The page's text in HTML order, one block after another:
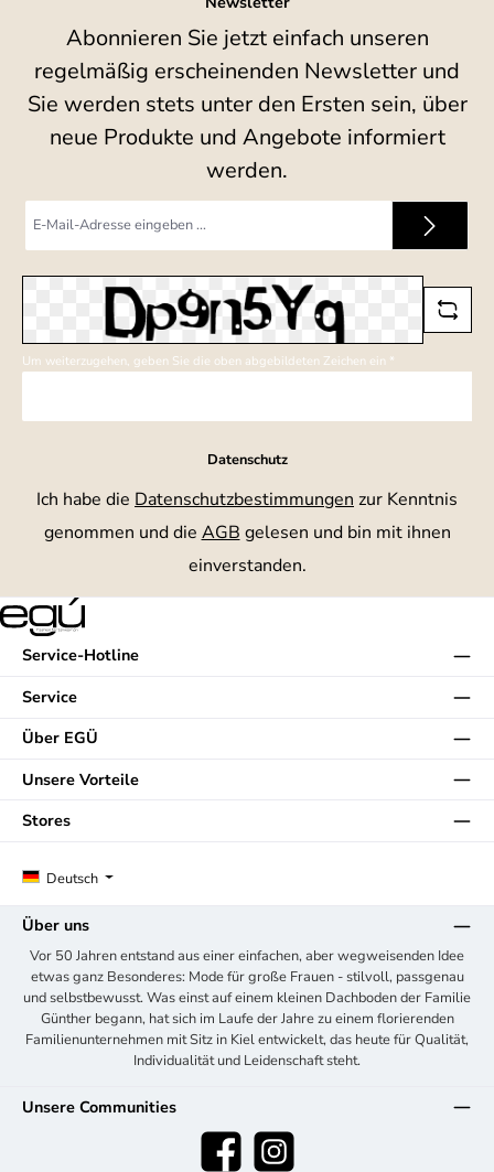
Abonnieren Sie jetzt einfach unseren
regelmäßig erscheinenden Newsletter und
Sie werden stets unter den Ersten sein, über
neue Produkte und Angebote informiert
werden.
Mail-
Um weiterzugehen, geben Sie die oben abgebildeten Zeichen ein *
Datenschutz
Ich habe die Datenschutzbestimmungen zur Kenntnis
genommen und die AGB gelesen und bin mit ihnen
einverstanden.
Service-Hotline
Service
Über EGÜ
Unsere Vorteile
Deutsch
Stores
Über uns
Vor 50 Jahren entstand aus einer einfachen, aber wegweisenden Idee
etwas ganz Besonderes: Mode für große Frauen - stilvoll, passgenau
und selbstbewusst. Was einst auf einem kleinen Dachboden der Familie
Günther begann, hat sich im Laufe der Jahre zu einem florierenden
Familienunternehmen mit Sitz in Kiel entwickelt, das heute für Qualität,
Individualität und Leidenschaft steht.
Unsere Communities
Facebook Instagram